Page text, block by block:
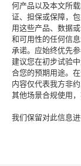
何产品以及本文所
证、担保或保障，
用这些产品、数据
和可用性的任何信
承诺。应始终优先
建议您在初步试验
合您的预期用途。
内容仅代表我方非
其他场景合规使用
我们保留对此信息